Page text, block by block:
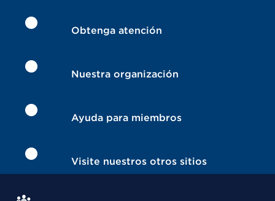
Obtenga atención
Nuestra organización
Ayuda para miembros
Visite nuestros otros sitios